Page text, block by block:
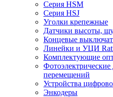
Серия HSM
Серия HSJ
Уголки крепежные
Датчики высоты,
Концевые
Линейки и УЦИ
Комплектующие
перемещений
Устройства
Энкодеры